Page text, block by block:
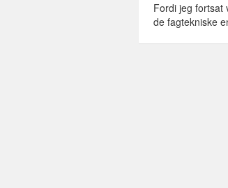
Fordi jeg fortsat
de fagtekniske